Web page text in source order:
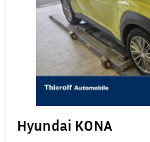
Hyundai KONA